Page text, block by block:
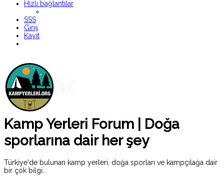
Hızlı bağlantılar
SSS
Giriş
Kayıt
Kamp Yerleri Forum | Doğa
sporlarına dair her şey
Türkiye'de bulunan kamp yerleri, doğa sporları ve kampçılağa dair
bir çok bilgi...